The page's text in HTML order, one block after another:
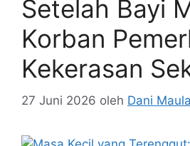
Setelah Bayi
Korban
Kekerasan
27 Juni 2026 oleh Dani